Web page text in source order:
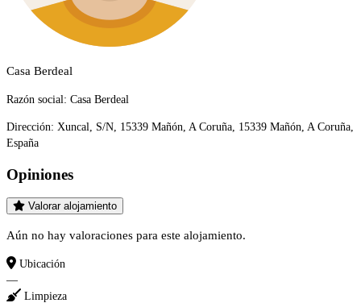
Casa Berdeal
Razón social: Casa Berdeal
Dirección: Xuncal, S/N, 15339 Mañón, A Coruña, 15339 Mañón, A Coruña,
España
Opiniones
Valorar alojamiento
Aún no hay valoraciones para este alojamiento.
Ubicación
—
Limpieza